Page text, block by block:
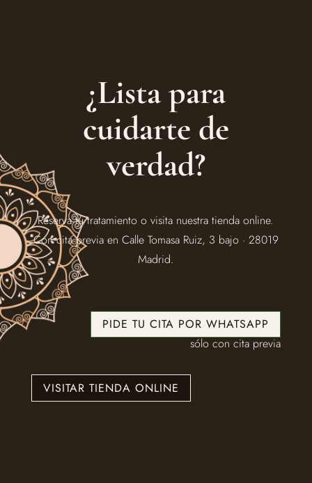
¿Lista para
cuidarte de
verdad?
Reserva tu tratamiento o visita nuestra tienda online.
Con cita previa en Calle Tomasa Ruiz, 3 bajo · 28019
Madrid.
PIDE TU CITA POR WHATSAPP
sólo con cita previa
VISITAR TIENDA ONLINE